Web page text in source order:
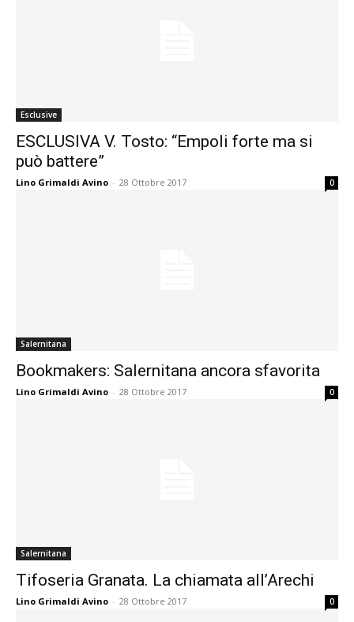
Esclusive
ESCLUSIVA V. Tosto: “Empoli forte ma si
può battere”
Lino Grimaldi Avino - 28 Ottobre 2017 0
Salernitana
Bookmakers: Salernitana ancora sfavorita
Lino Grimaldi Avino - 28 Ottobre 2017 0
Salernitana
Tifoseria Granata. La chiamata all’Arechi
Lino Grimaldi Avino - 28 Ottobre 2017 0